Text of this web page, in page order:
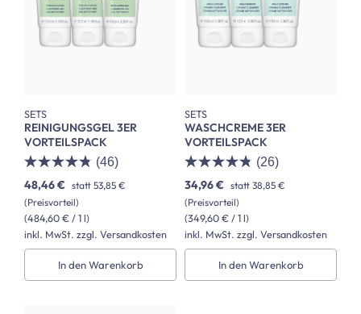
SETS
REINIGUNGSGEL 3ER
VORTEILSPACK
(46)
(484,60 € / 1 l)
48,46 € statt 53,85 €
(Preisvorteil)
inkl. MwSt. zzgl. Versandkosten
In den Warenkorb
SETS
WASCHCREME 3ER
VORTEILSPACK
(26)
(349,60 € / 1 l)
34,96 € statt 38,85 €
(Preisvorteil)
inkl. MwSt. zzgl. Versandkosten
In den Warenkorb